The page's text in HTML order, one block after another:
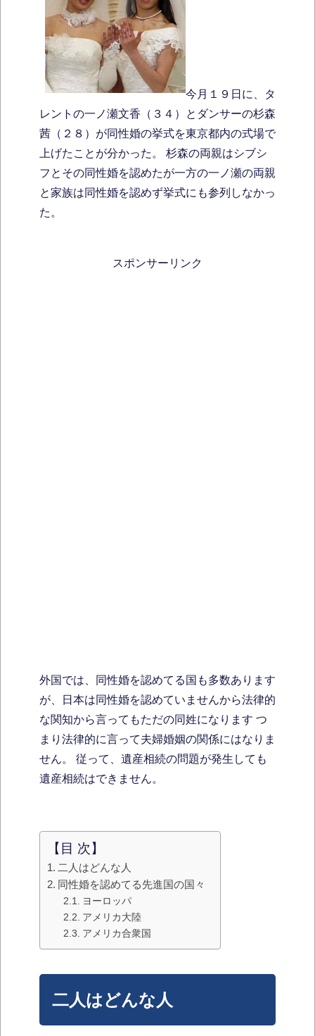
今月１９日に、タ
レントの一ノ瀬文香（３４）とダンサーの杉森
茜（２８）が同性婚の挙式を東京都内の式場で
上げたことが分かった。 杉森の両親はシブシ
フとその同性婚を認めたが一方の一ノ瀬の両親
と家族は同性婚を認めず挙式にも参列しなかっ
た。
スポンサーリンク
外国では、同性婚を認めてる国も多数あります
が、日本は同性婚を認めていませんから法律的
な関知から言ってもただの同姓になります つ
まり法律的に言って夫婦婚姻の関係にはなりま
せん。 従って、遺産相続の問題が発生しても
遺産相続はできません。
【目 次】
二人はどんな人
同性婚を認めてる先進国の国々
ヨーロッパ
アメリカ大陸
アメリカ合衆国
二人はどんな人